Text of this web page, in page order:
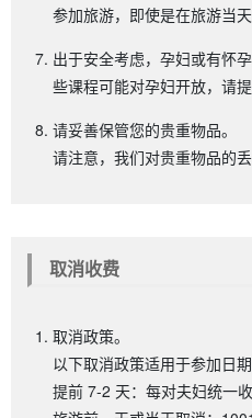
参加旅游，即使是在旅游当天
出于安全考虑，孕妇或有怀
些课程可能对孕妇开放，请提
请妥善保管您的贵重物品。
请注意，我们对贵重物品的
取消收费
取消政策。
以下取消政策适用于参加日期
提前 7-2 天：每对夫妇统一